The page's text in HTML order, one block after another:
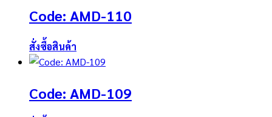
Code: AMD-110
สั่งซื้อสินค้า
Code: AMD-109